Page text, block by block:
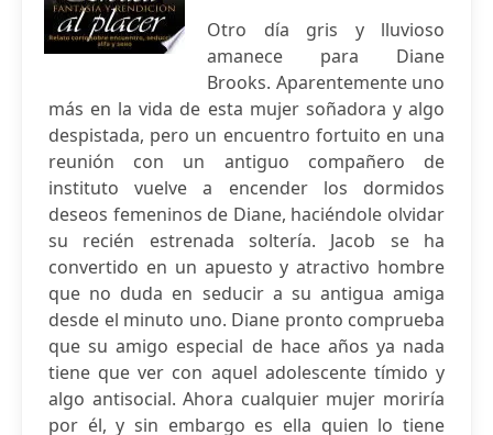
Otro día gris y lluvioso
amanece para Diane
Brooks. Aparentemente uno
más en la vida de esta mujer soñadora y algo
despistada, pero un encuentro fortuito en una
reunión con un antiguo compañero de
instituto vuelve a encender los dormidos
deseos femeninos de Diane, haciéndole olvidar
su recién estrenada soltería. Jacob se ha
convertido en un apuesto y atractivo hombre
que no duda en seducir a su antigua amiga
desde el minuto uno. Diane pronto comprueba
que su amigo especial de hace años ya nada
tiene que ver con aquel adolescente tímido y
algo antisocial. Ahora cualquier mujer moriría
por él, y sin embargo es ella quien lo tiene